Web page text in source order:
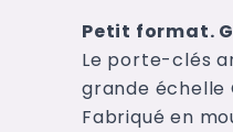
Petit format.
Le porte-clés
grande échelle
Fabriqué en